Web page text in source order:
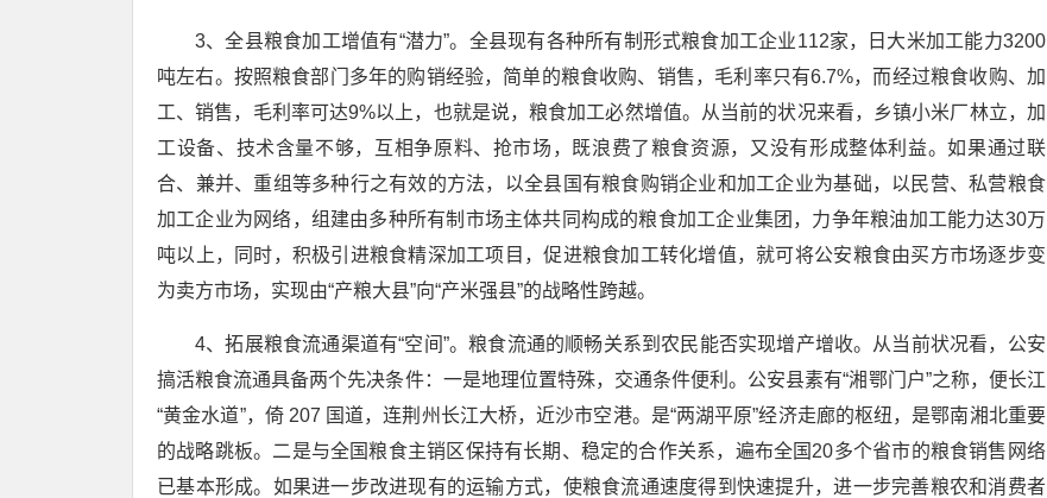
3、全县粮食加工增值有“潜力”。全县现有各种所有制形式粮食加工企业112家，日大米加工能力3200
吨左右。按照粮食部门多年的购销经验，简单的粮食收购、销售，毛利率只有6.7%，而经过粮食收购、加
工、销售，毛利率可达9%以上，也就是说，粮食加工必然增值。从当前的状况来看，乡镇小米厂林立，加
工设备、技术含量不够，互相争原料、抢市场，既浪费了粮食资源，又没有形成整体利益。如果通过联
合、兼并、重组等多种行之有效的方法，以全县国有粮食购销企业和加工企业为基础，以民营、私营粮食
加工企业为网络，组建由多种所有制市场主体共同构成的粮食加工企业集团，力争年粮油加工能力达30万
吨以上，同时，积极引进粮食精深加工项目，促进粮食加工转化增值，就可将公安粮食由买方市场逐步变
为卖方市场，实现由“产粮大县”向“产米强县”的战略性跨越。
4、拓展粮食流通渠道有“空间”。粮食流通的顺畅关系到农民能否实现增产增收。从当前状况看，公安
搞活粮食流通具备两个先决条件：一是地理位置特殊，交通条件便利。公安县素有“湘鄂门户”之称，便长江
“黄金水道”，倚 207 国道，连荆州长江大桥，近沙市空港。是“两湖平原”经济走廊的枢纽，是鄂南湘北重要
的战略跳板。二是与全国粮食主销区保持有长期、稳定的合作关系，遍布全国20多个省市的粮食销售网络
已基本形成。如果进一步改进现有的运输方式，使粮食流通速度得到快速提升，进一步完善粮农和消费者